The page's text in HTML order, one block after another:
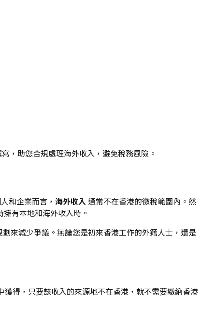
，助您合規處理海外收入，避免稅務風險。
和企業而言， 海外收入 通常不在香港的徵稅範圍內。然
有本地和海外收入時。
來減少爭議。無論您是初來香港工作的外籍人士，還是
得，只要該收入的來源地不在香港，就不需要繳納香港